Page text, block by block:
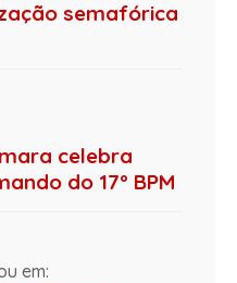
semafórica
celebra
do 17º BPM
em: